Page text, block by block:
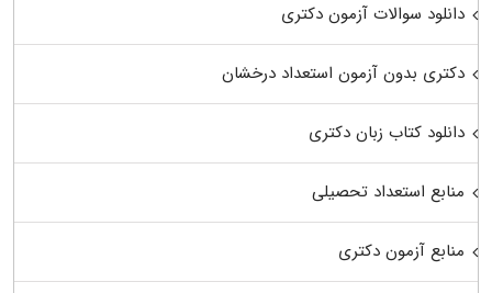
دانلود سوالات آزمون دکتری
دکتری بدون آزمون استعداد درخشان
دانلود کتاب زبان دکتری
منابع استعداد تحصیلی
منابع آزمون دکتری